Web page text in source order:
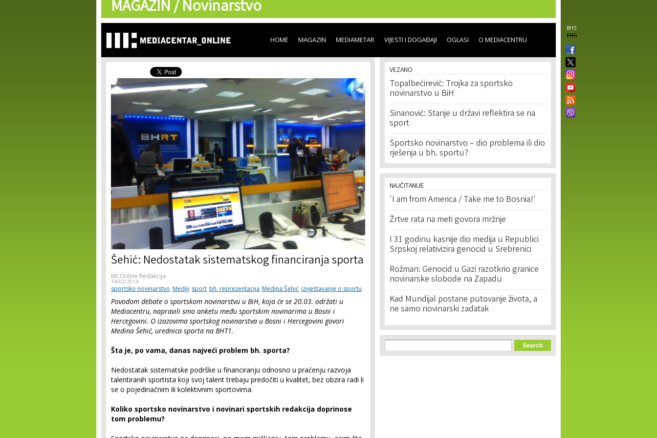
content
MAGAZIN /Novinarstvo
BHS
ENG
HOME MAGAZIN MEDIAMETAR VIJESTI I DOGAĐAJI OGLASI O MEDIACENTRU
Šehić: Nedostatak sistematskog financiranja sporta
MCOnline Redakcija
14/03/2014
sportsko novinarstvo Mediji sport bh. reprezentacija Medina Šehić izvještavanje o sportu
Povodom debate o sportskom novinarstvu u BiH, koja će se 20.03. održati u
Mediacentru, napravili smo anketu među sportskim novinarima u Bosni i
Hercegovini. O izazovima sportskog novinarstva u Bosni i Hercegovini govori
Medina Šehić, urednica sporta na BHT1.
Šta je, po vama, danas najveći problem bh. sporta?
Nedostatak sistematske podrške u financiranju odnosno u praćenju razvoja
talentiranih sportista koji svoj talent trebaju predočiti u kvalitet, bez obzira radi li
se o pojedinačnim ili kolektivnim sportovima.
Koliko sportsko novinarstvo i novinari sportskih redakcija doprinose
tom problemu?
VEZANO
Topalbećirević: Trojka za sportsko
novinarstvo u BiH
Sinanović: Stanje u državi reflektira se na
sport
Sportsko novinarstvo – dio problema ili dio
rješenja u bh. sportu?
NAJČITANIJE
'I am from America / Take me to Bosnia!'
Žrtve rata na meti govora mržnje
I 31 godinu kasnije dio medija u Republici
Srpskoj relativizira genocid u Srebrenici
Rožman: Genocid u Gazi razotkrio granice
novinarske slobode na Zapadu
Kad Mundijal postane putovanje života, a
ne samo novinarski zadatak
Search form
Search